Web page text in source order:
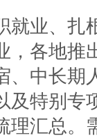
业、扎
，各地推
、中长期
及特别专
理汇总。